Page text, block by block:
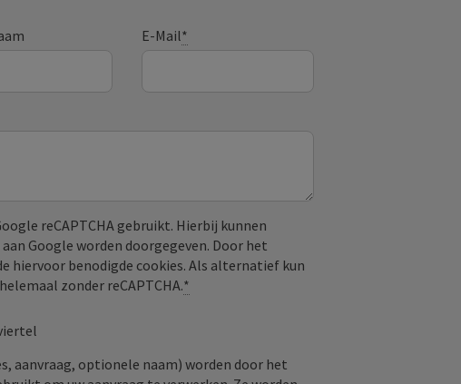
E-Mail*
reCAPTCHA gebruikt. Hierbij kunnen
Google worden doorgegeven. Door het
hiervoor benodigde cookies. Als alternatief kun
zonder reCAPTCHA.*
aanvraag, optionele naam) worden door het